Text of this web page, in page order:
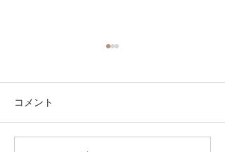
コメント